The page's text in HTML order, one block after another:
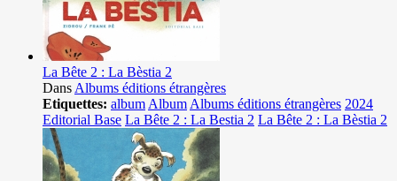
La Bête 2 : La Bèstia 2
Dans Albums éditions étrangères
Etiquettes: album Album Albums éditions étrangères 2024
Editorial Base La Bête 2 : La Bestia 2 La Bête 2 : La Bèstia 2